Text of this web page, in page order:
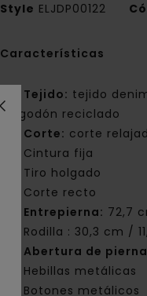
Style ELJDP00122
Características
Tejido: tejido
algodón reciclado
Corte: corte
Cintura fija
Tiro holgado
Corte recto
Entrepierna: 72,7
Rodilla : 30,3 cm /
Abertura de
Hebillas metálicas
Botones metálicos